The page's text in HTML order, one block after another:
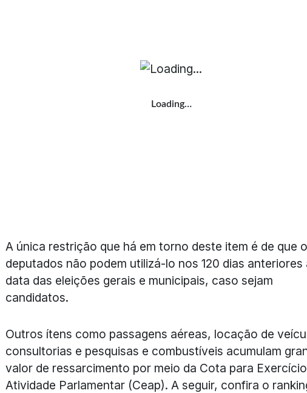
Loading…
A única restrição que há em torno deste item é de que o
deputados não podem utilizá-lo nos 120 dias anteriores
data das eleições gerais e municipais, caso sejam
candidatos.
Outros ítens como passagens aéreas, locação de
consultorias e pesquisas e combustíveis acumulam
valor de ressarcimento por meio da Cota para
Atividade Parlamentar (Ceap). A seguir, confira o